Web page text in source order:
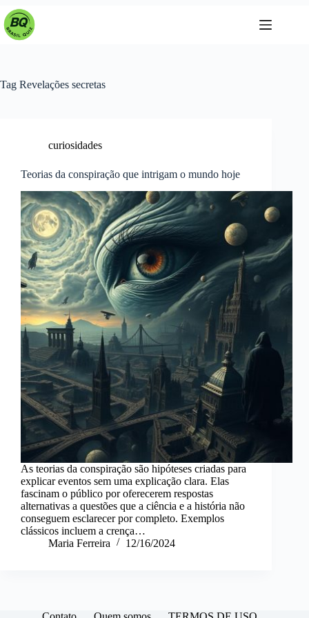
Pular
para
Tag Revelações secretas
curiosidades
Teorias da conspiração que intrigam o mundo hoje
As teorias da conspiração são hipóteses criadas para
explicar eventos sem uma explicação clara. Elas
fascinam o público por oferecerem respostas
alternativas a questões que a ciência e a história não
conseguem esclarecer por completo. Exemplos
clássicos incluem a crença…
Maria Ferreira
12/16/2024